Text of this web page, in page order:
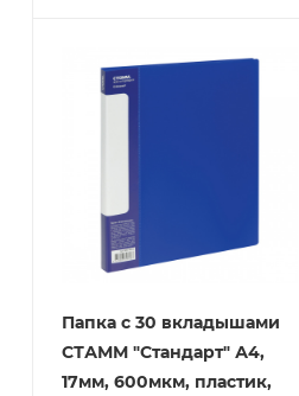
Папка с 30 вкладышами
СТАММ "Стандарт" А4,
17мм, 600мкм, пластик,